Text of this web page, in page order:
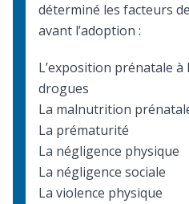
déterminé les facteurs
avant l’adoption :
L’exposition prénatale à
drogues
La malnutrition
La prématurité
La négligence physique
La négligence sociale
La violence physique